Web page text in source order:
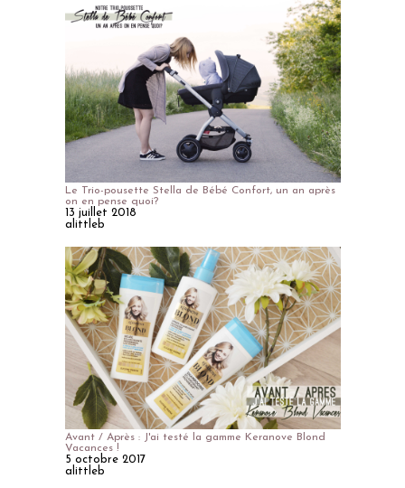
Le Trio-pousette Stella de Bébé Confort, un an après
on en pense quoi?
13 juillet 2018
alittleb
Avant / Après : J'ai testé la gamme Keranove Blond
Vacances !
5 octobre 2017
alittleb